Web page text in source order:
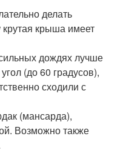
делать
крутая крыша имеет
дождях лучше
(до 60 градусов),
сходили с
(мансарда),
Возможно также